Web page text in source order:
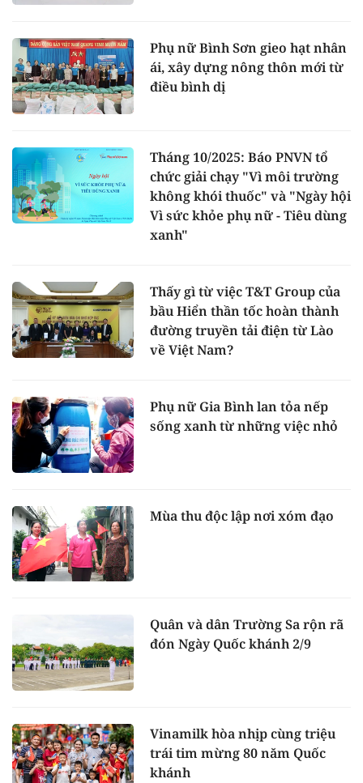
Phụ nữ Bình Sơn gieo hạt nhân
ái, xây dựng nông thôn mới từ
điều bình dị
Tháng 10/2025: Báo PNVN tổ
chức giải chạy "Vì môi trường
không khói thuốc" và "Ngày hội
Vì sức khỏe phụ nữ - Tiêu dùng
xanh"
Thấy gì từ việc T&T Group của
bầu Hiển thần tốc hoàn thành
đường truyền tải điện từ Lào
về Việt Nam?
Phụ nữ Gia Bình lan tỏa nếp
sống xanh từ những việc nhỏ
Mùa thu độc lập nơi xóm đạo
Quân và dân Trường Sa rộn rã
đón Ngày Quốc khánh 2/9
Vinamilk hòa nhịp cùng triệu
trái tim mừng 80 năm Quốc
khánh